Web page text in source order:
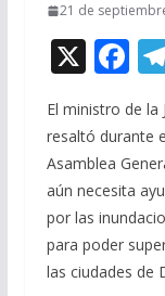
21 de
X F
ac
e
b
o
o
k
El ministro de la
resaltó durante
Asamblea
aún necesita
por las
para poder
las ciudades de